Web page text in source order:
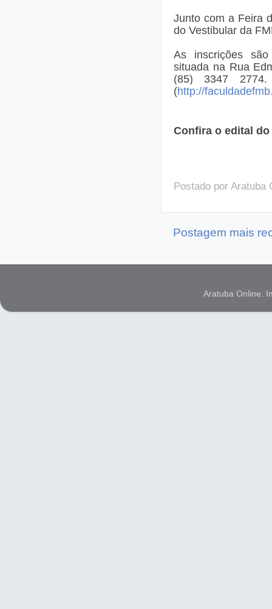
Junto com a Feira
do Vestibular da
As inscrições
situada na Rua
(85) 3347
(http://
Confira o edital
Postado por Aratuba
Postagem mais
Aratuba Online.